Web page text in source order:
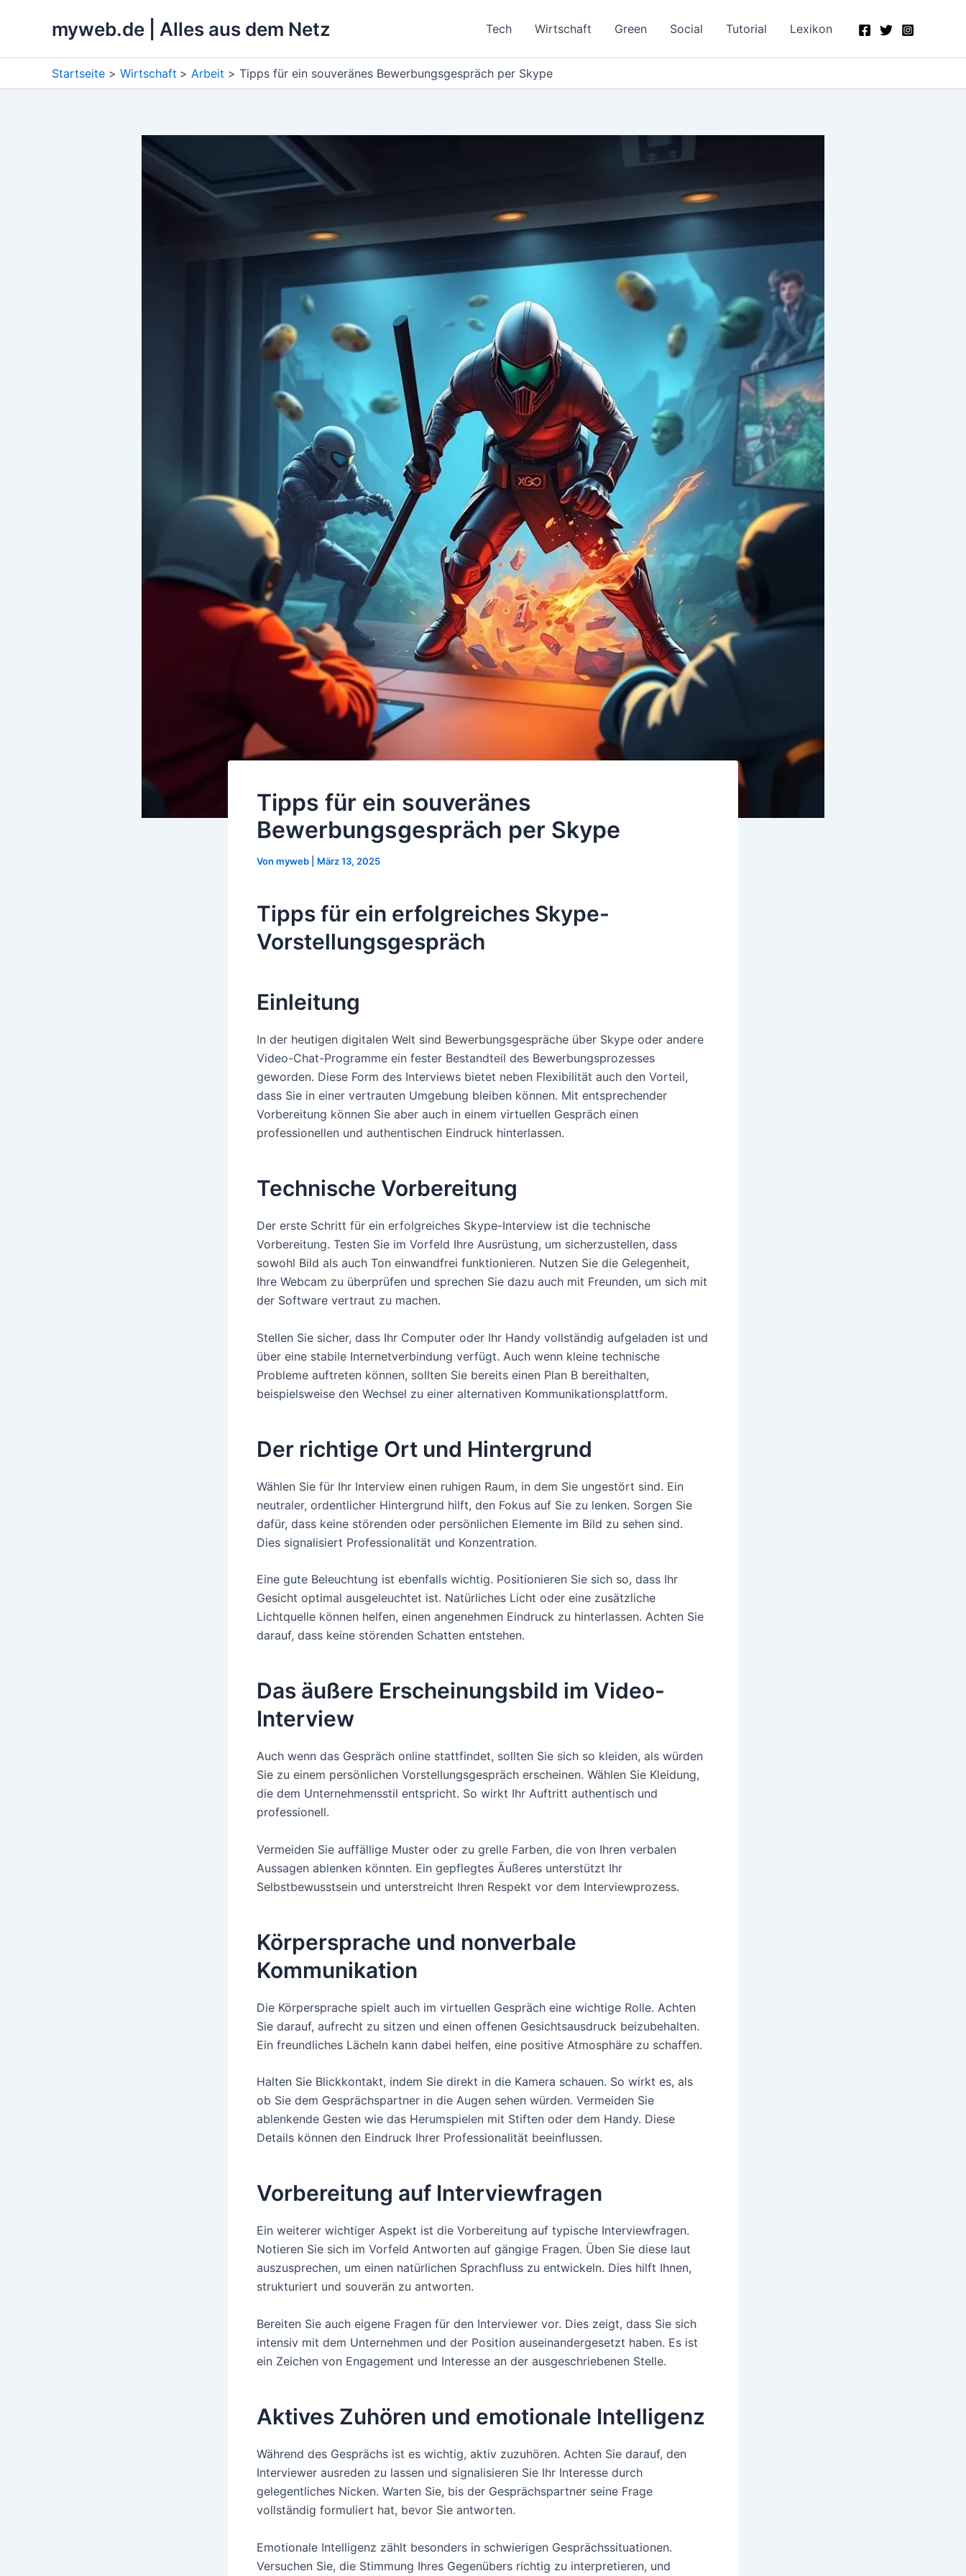
myweb.de | Alles aus dem Netz Tech Wirtschaft Green Social Tutorial Lexikon
Startseite Wirtschaft Arbeit Tipps für ein souveränes Bewerbungsgespräch per Skype
Tipps für ein souveränes
Bewerbungsgespräch per Skype
Von myweb März 13, 2025
Tipps für ein erfolgreiches Skype-
Vorstellungsgespräch
Einleitung
In der heutigen digitalen Welt sind Bewerbungsgespräche über Skype oder andere
Video-Chat-Programme ein fester Bestandteil des Bewerbungsprozesses
geworden. Diese Form des Interviews bietet neben Flexibilität auch den Vorteil,
dass Sie in einer vertrauten Umgebung bleiben können. Mit entsprechender
Vorbereitung können Sie aber auch in einem virtuellen Gespräch einen
professionellen und authentischen Eindruck hinterlassen.
Technische Vorbereitung
Der erste Schritt für ein erfolgreiches Skype-Interview ist die technische
Vorbereitung. Testen Sie im Vorfeld Ihre Ausrüstung, um sicherzustellen, dass
sowohl Bild als auch Ton einwandfrei funktionieren. Nutzen Sie die Gelegenheit,
Ihre Webcam zu überprüfen und sprechen Sie dazu auch mit Freunden, um sich mit
der Software vertraut zu machen.
Stellen Sie sicher, dass Ihr Computer oder Ihr Handy vollständig aufgeladen ist und
über eine stabile Internetverbindung verfügt. Auch wenn kleine technische
Probleme auftreten können, sollten Sie bereits einen Plan B bereithalten,
beispielsweise den Wechsel zu einer alternativen Kommunikationsplattform.
Der richtige Ort und Hintergrund
Wählen Sie für Ihr Interview einen ruhigen Raum, in dem Sie ungestört sind. Ein
neutraler, ordentlicher Hintergrund hilft, den Fokus auf Sie zu lenken. Sorgen Sie
dafür, dass keine störenden oder persönlichen Elemente im Bild zu sehen sind.
Dies signalisiert Professionalität und Konzentration.
Eine gute Beleuchtung ist ebenfalls wichtig. Positionieren Sie sich so, dass Ihr
Gesicht optimal ausgeleuchtet ist. Natürliches Licht oder eine zusätzliche
Lichtquelle können helfen, einen angenehmen Eindruck zu hinterlassen. Achten Sie
darauf, dass keine störenden Schatten entstehen.
Das äußere Erscheinungsbild im Video-
Interview
Auch wenn das Gespräch online stattfindet, sollten Sie sich so kleiden, als würden
Sie zu einem persönlichen Vorstellungsgespräch erscheinen. Wählen Sie Kleidung,
die dem Unternehmensstil entspricht. So wirkt Ihr Auftritt authentisch und
professionell.
Vermeiden Sie auffällige Muster oder zu grelle Farben, die von Ihren verbalen
Aussagen ablenken könnten. Ein gepflegtes Äußeres unterstützt Ihr
Selbstbewusstsein und unterstreicht Ihren Respekt vor dem Interviewprozess.
Körpersprache und nonverbale
Kommunikation
Die Körpersprache spielt auch im virtuellen Gespräch eine wichtige Rolle. Achten
Sie darauf, aufrecht zu sitzen und einen offenen Gesichtsausdruck beizubehalten.
Ein freundliches Lächeln kann dabei helfen, eine positive Atmosphäre zu schaffen.
Halten Sie Blickkontakt, indem Sie direkt in die Kamera schauen. So wirkt es, als
ob Sie dem Gesprächspartner in die Augen sehen würden. Vermeiden Sie
ablenkende Gesten wie das Herumspielen mit Stiften oder dem Handy. Diese
Details können den Eindruck Ihrer Professionalität beeinflussen.
Vorbereitung auf Interviewfragen
Ein weiterer wichtiger Aspekt ist die Vorbereitung auf typische Interviewfragen.
Notieren Sie sich im Vorfeld Antworten auf gängige Fragen. Üben Sie diese laut
auszusprechen, um einen natürlichen Sprachfluss zu entwickeln. Dies hilft Ihnen,
strukturiert und souverän zu antworten.
Bereiten Sie auch eigene Fragen für den Interviewer vor. Dies zeigt, dass Sie sich
intensiv mit dem Unternehmen und der Position auseinandergesetzt haben. Es ist
ein Zeichen von Engagement und Interesse an der ausgeschriebenen Stelle.
Aktives Zuhören und emotionale Intelligenz
Während des Gesprächs ist es wichtig, aktiv zuzuhören. Achten Sie darauf, den
Interviewer ausreden zu lassen und signalisieren Sie Ihr Interesse durch
gelegentliches Nicken. Warten Sie, bis der Gesprächspartner seine Frage
vollständig formuliert hat, bevor Sie antworten.
Emotionale Intelligenz zählt besonders in schwierigen Gesprächssituationen.
Versuchen Sie, die Stimmung Ihres Gegenübers richtig zu interpretieren, und